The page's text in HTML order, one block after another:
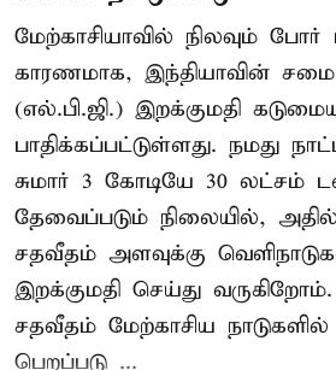
மேற்காசியாவில் நிலவும்
காரணமாக, இந்தியாவின்
(எல்.பி.ஜி.) இறக்குமதி
பாதிக்கப்பட்டுள்ளது. நமது
சுமார் 3 கோடியே 30 லட்சம்
தேவைப்படும் நிலையில், அதில்
சதவீதம் அளவுக்கு
இறக்குமதி செய்து
சதவீதம் மேற்காசிய
பெறப்படு ...